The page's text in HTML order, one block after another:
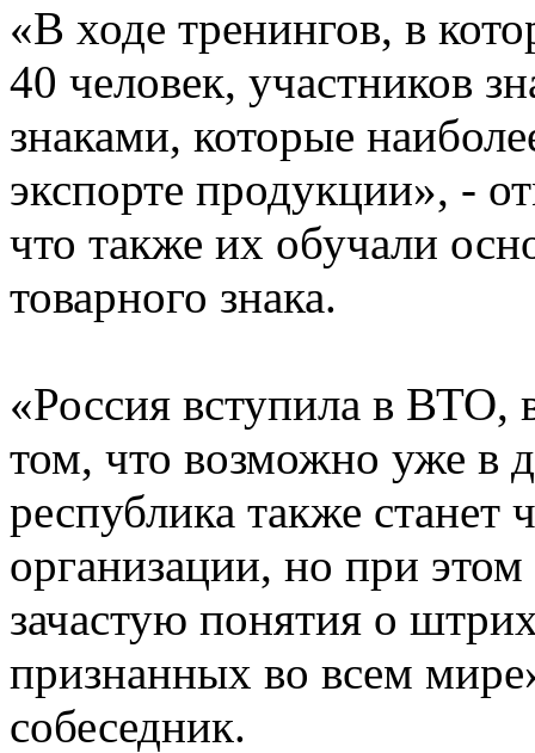
«В ходе тренингов, в
40 человек, участников
знаками, которые
экспорте продукции», -
что также их обучали
товарного знака.
«Россия вступила в ВТО,
том, что возможно уже в
республика также
организации, но при
зачастую понятия о
признанных во всем
собеседник.